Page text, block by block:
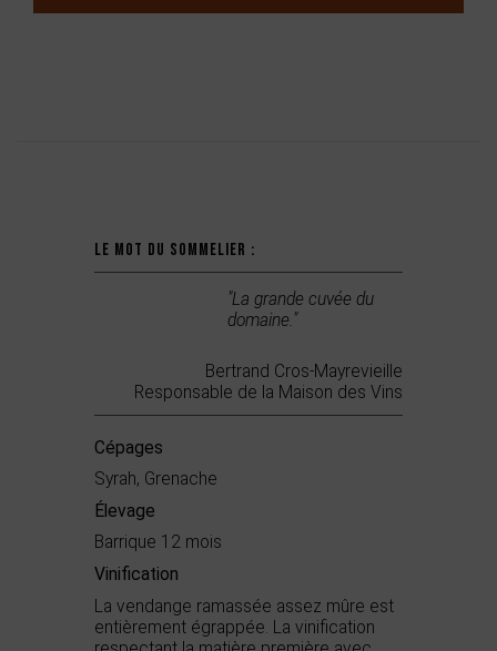
Le mot du sommelier :
"La grande cuvée du
domaine."
Bertrand Cros-Mayrevieille
Responsable de la Maison des Vins
Cépages
Syrah, Grenache
Élevage
Barrique 12 mois
Vinification
La vendange ramassée assez mûre est
entièrement égrappée. La vinification